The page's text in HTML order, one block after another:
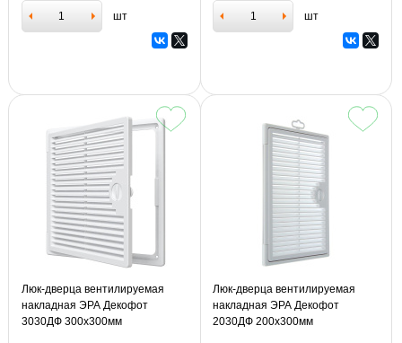
шт шт
Люк-дверца вентилируемая
накладная ЭРА Декофот
3030ДФ 300х300мм
Люк-дверца вентилируемая
накладная ЭРА Декофот
2030ДФ 200х300мм